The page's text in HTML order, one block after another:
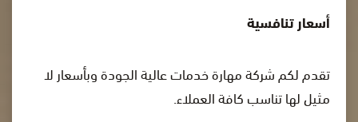
أسعار تنافسية
تقدم لكم شركة مهارة خدمات عالية الجودة وبأسعار لا
مثيل لها تناسب كافة العملاء.